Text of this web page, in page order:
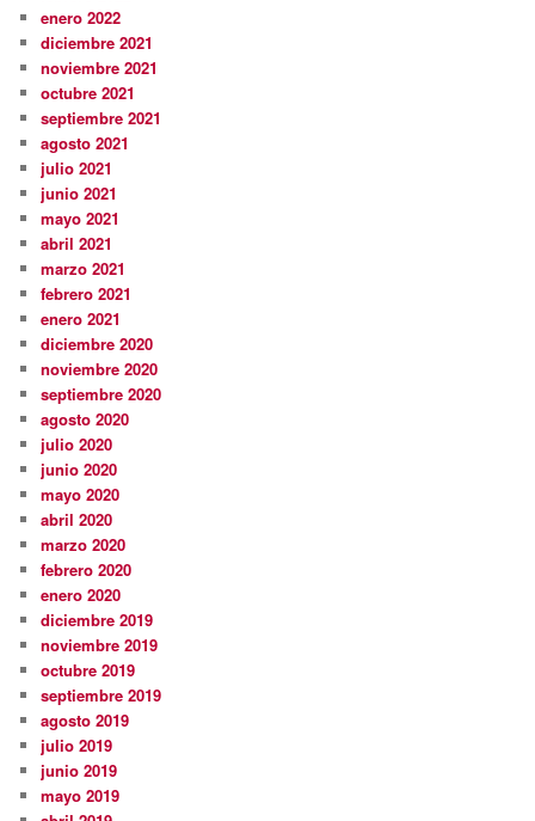
enero 2022
diciembre 2021
noviembre 2021
octubre 2021
septiembre 2021
agosto 2021
julio 2021
junio 2021
mayo 2021
abril 2021
marzo 2021
febrero 2021
enero 2021
diciembre 2020
noviembre 2020
septiembre 2020
agosto 2020
julio 2020
junio 2020
mayo 2020
abril 2020
marzo 2020
febrero 2020
enero 2020
diciembre 2019
noviembre 2019
octubre 2019
septiembre 2019
agosto 2019
julio 2019
junio 2019
mayo 2019